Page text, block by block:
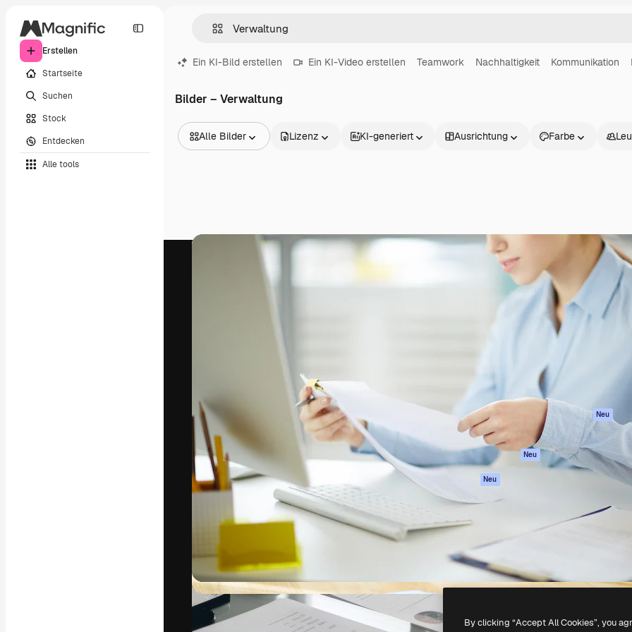
Erstellen
Startseite
Suchen
Stock
Entdecken
Alle tools
Ein KI-Bild erstellen Ein KI-Video erstellen Teamwork Nachhaltigkeit Kommunikation
Bilder – Verwaltung
Alle Bilder
Videos
Lizenz KI-generiert Ausrichtung Farbe
Agenturen und Studios.
Deutsch
KI-Videogenerator
Stimmengenerator
Stock-Inhalte
MCP für
Claude/ChatGPT
Neu
Neu
API
Alle Magnific-Tools
Loslegen
Academy
Support
AGB
Originale Neu
Cookie-Richtlinie
Partner
Unternehmen
Copyright © 2010- Alle Rechte vorbehalten.
By clicking “Accept All Cookies”, you